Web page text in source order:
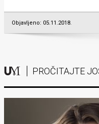
Objavljeno: 05.11.2018.
PROČITAJTE